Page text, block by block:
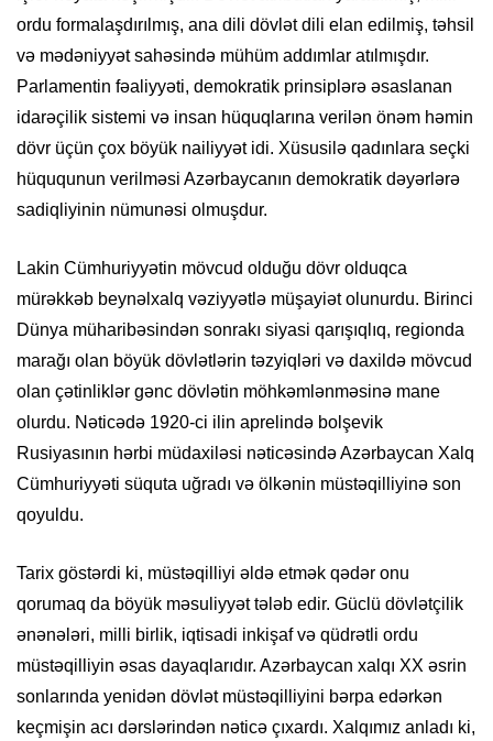
ordu formalaşdırılmış, ana dili dövlət dili elan edilmiş, təhsil
və mədəniyyət sahəsində mühüm addımlar atılmışdır.
Parlamentin fəaliyyəti, demokratik prinsiplərə əsaslanan
idarəçilik sistemi və insan hüquqlarına verilən önəm həmin
dövr üçün çox böyük nailiyyət idi. Xüsusilə qadınlara seçki
hüququnun verilməsi Azərbaycanın demokratik dəyərlərə
sadiqliyinin nümunəsi olmuşdur.
Lakin Cümhuriyyətin mövcud olduğu dövr olduqca
mürəkkəb beynəlxalq vəziyyətlə müşayiət olunurdu. Birinci
Dünya müharibəsindən sonrakı siyasi qarışıqlıq, regionda
marağı olan böyük dövlətlərin təzyiqləri və daxildə mövcud
olan çətinliklər gənc dövlətin möhkəmlənməsinə mane
olurdu. Nəticədə 1920-ci ilin aprelində bolşevik
Rusiyasının hərbi müdaxiləsi nəticəsində Azərbaycan Xalq
Cümhuriyyəti süquta uğradı və ölkənin müstəqilliyinə son
qoyuldu.
Tarix göstərdi ki, müstəqilliyi əldə etmək qədər onu
qorumaq da böyük məsuliyyət tələb edir. Güclü dövlətçilik
ənənələri, milli birlik, iqtisadi inkişaf və qüdrətli ordu
müstəqilliyin əsas dayaqlarıdır. Azərbaycan xalqı XX əsrin
sonlarında yenidən dövlət müstəqilliyini bərpa edərkən
keçmişin acı dərslərindən nəticə çıxardı. Xalqımız anladı ki,